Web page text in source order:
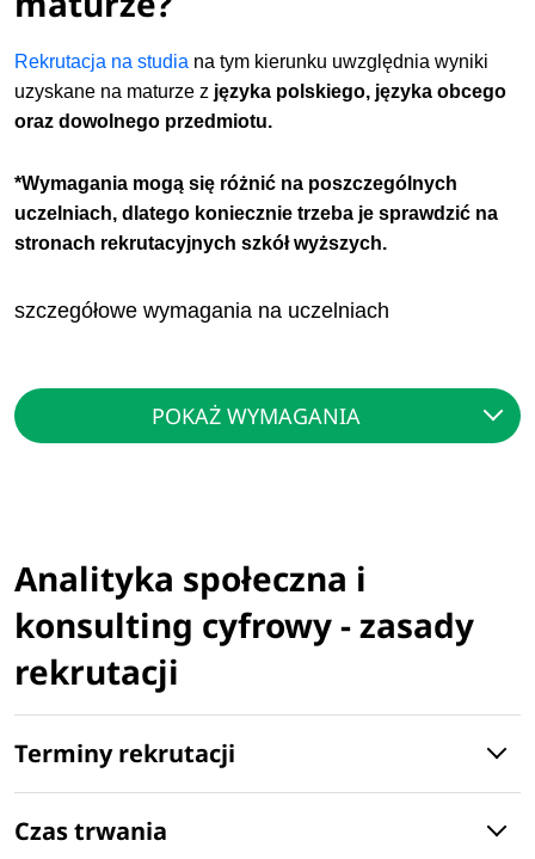
Rekrutacja na studia na tym kierunku uwzględnia wyniki
uzyskane na maturze z języka polskiego, języka obcego
oraz dowolnego przedmiotu.
*Wymagania mogą się różnić na poszczególnych
uczelniach, dlatego koniecznie trzeba je sprawdzić na
stronach rekrutacyjnych szkół wyższych.
szczegółowe wymagania na uczelniach
POKAŻ WYMAGANIA
Analityka społeczna i
konsulting cyfrowy - zasady
rekrutacji
Terminy rekrutacji
Czas trwania